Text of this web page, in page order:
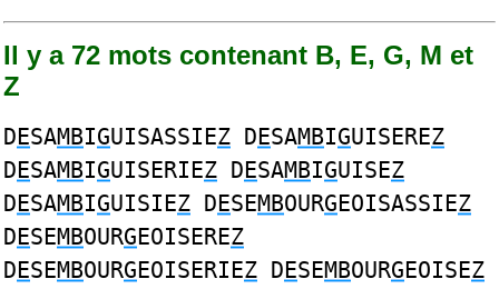
Il y a 72 mots contenant B, E, G, M et
Z
DESAMBIGUISASSIEZ DESAMBIGUISEREZ
DESAMBIGUISERIEZ DESAMBIGUISEZ
DESAMBIGUISIEZ DESEMBOURGEOISASSIEZ
DESEMBOURGEOISEREZ
DESEMBOURGEOISERIEZ DESEMBOURGEOISEZ